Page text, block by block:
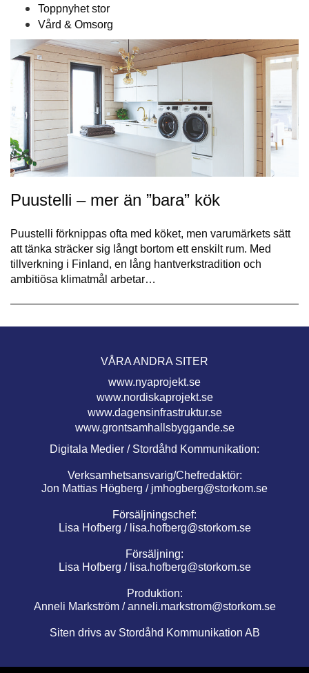
Toppnyhet stor
Vård & Omsorg
Puustelli – mer än ”bara” kök
Puustelli förknippas ofta med köket, men varumärkets sätt
att tänka sträcker sig långt bortom ett enskilt rum. Med
tillverkning i Finland, en lång hantverkstradition och
ambitiösa klimatmål arbetar…
VÅRA ANDRA SITER
www.nyaprojekt.se
www.nordiskaprojekt.se
www.dagensinfrastruktur.se
www.grontsamhallsbyggande.se
Digitala Medier / Stordåhd Kommunikation:
Verksamhetsansvarig/Chefredaktör:
Jon Mattias Högberg / jmhogberg@storkom.se
Försäljningschef:
Lisa Hofberg / lisa.hofberg@storkom.se
Försäljning:
Lisa Hofberg / lisa.hofberg@storkom.se
Produktion:
Anneli Markström /anneli.markstrom@storkom.se
Siten drivs av Stordåhd Kommunikation AB